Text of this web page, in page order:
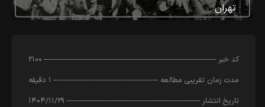
تهران
کد خبر
۲۱۰۰
مدت زمان تقریبی مطالعه
۱ دقیقه
تاریخ انتشار
۱۴۰۴/۱۱/۲۹